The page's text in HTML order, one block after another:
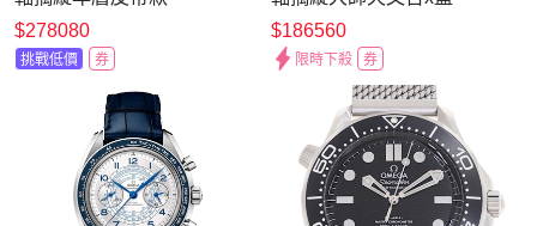
(431.33.41.22.03.001)x藍面
x41mm
$278080
挑戰低價 券
x42mm
$186560
限時下殺 券